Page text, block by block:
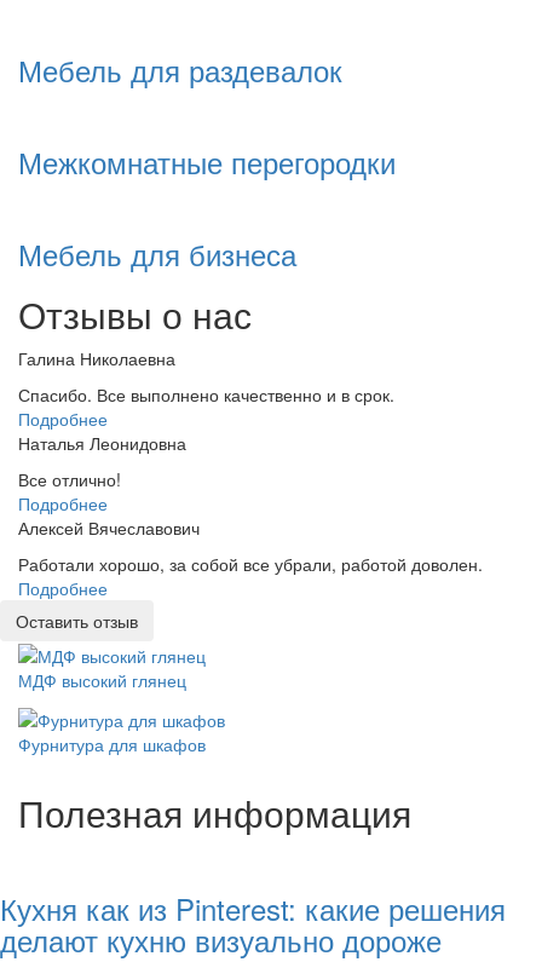
Мебель для раздевалок
Межкомнатные перегородки
Мебель для бизнеса
Отзывы о нас
Галина Николаевна
Спасибо. Все выполнено качественно и в срок.
Подробнее
Наталья Леонидовна
Все отлично!
Подробнее
Алексей Вячеславович
Работали хорошо, за собой все убрали, работой доволен.
Подробнее
Оставить отзыв
МДФ высокий глянец
Фурнитура для шкафов
Полезная информация
Кухня как из Pinterest: какие решения
делают кухню визуально дороже